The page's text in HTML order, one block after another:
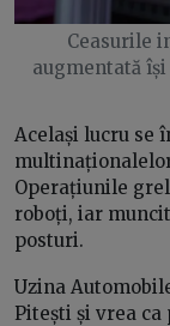
Ceasurile
augmentată
Același lucru se
Operațiunile
roboți, iar
posturi.
Uzina
Pitești și vrea